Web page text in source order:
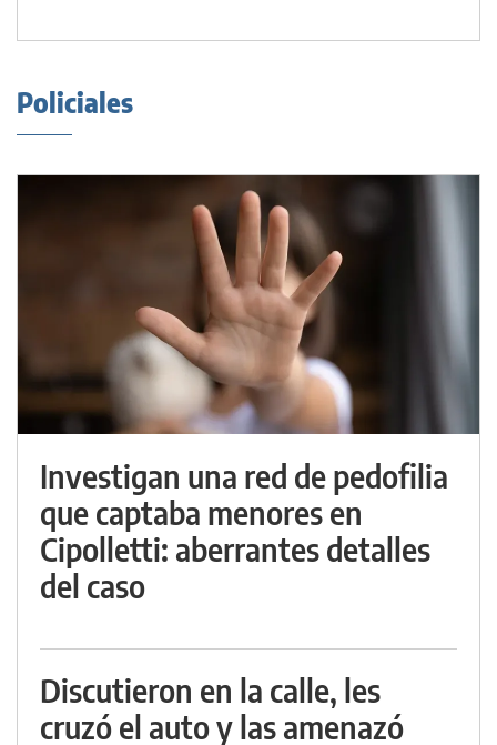
Policiales
Investigan una red de pedofilia
que captaba menores en
Cipolletti: aberrantes detalles
del caso
Discutieron en la calle, les
cruzó el auto y las amenazó